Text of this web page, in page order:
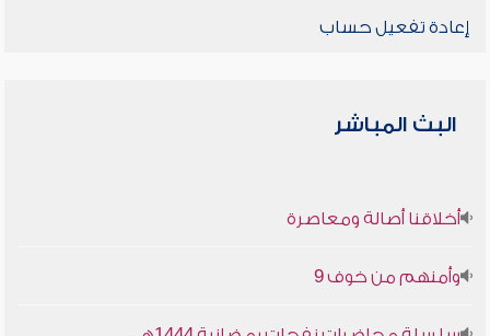
إعادة تفعيل حساب
البث المباشر
أخلاقنا أصالة ومعاصرة
وأمنهم من خوف 9